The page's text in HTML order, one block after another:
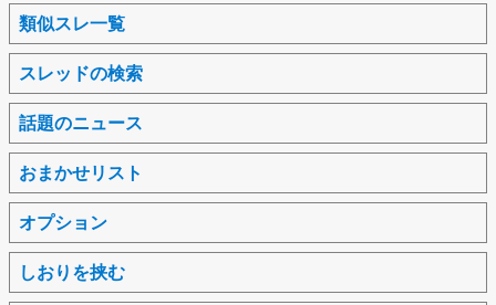
類似スレ一覧
スレッドの検索
話題のニュース
おまかせリスト
オプション
しおりを挟む